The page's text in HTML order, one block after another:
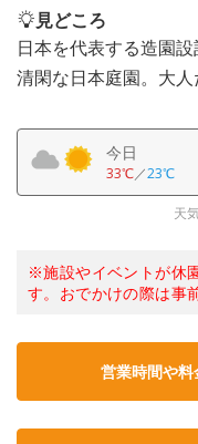
見どころ
日本を代表する造園
清閑な日本庭園。大人
今日
33℃／23℃
天
※施設やイベントが休
す。おでかけの際は事
営業時間や